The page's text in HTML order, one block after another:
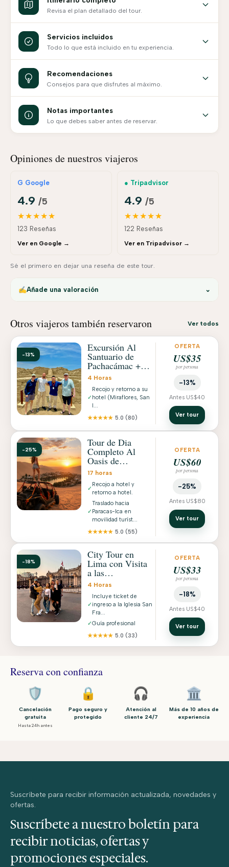
Revisa el plan detallado del tour.
Servicios incluidos
Todo lo que está incluido en tu experiencia.
Recomendaciones
Consejos para que disfrutes al máximo.
Notas importantes
Lo que debes saber antes de reservar.
Opiniones de nuestros viajeros
G Google
4.9 /5
★★★★★
123 Reseñas
Ver en Google →
● Tripadvisor
4.9 /5
★★★★★
122 Reseñas
Ver en Tripadvisor →
Sé el primero en dejar una reseña de este tour.
✍️Añade una valoración ⌄
Otros viajeros también reservaron Ver todos
-13%
Excursión Al
Santuario de
Pachacámac +
Museo con
Recojo a Hotel
4 Horas
✓
Recojo y retorno a su
hotel (Miraflores, San
I...
★★★★★ 5.0 (80)
OFERTA
US$35
por persona
-13%
Antes US$40
Ver tour
-25%
Tour de Dia
Completo Al
Oasis de
Huacachina +
Islas Ballestas en
Paracas
17 horas
✓
Recojo a hotel y
retorno a hotel.
✓
Traslado hacia
Paracas-Ica en
movilidad turíst...
★★★★★ 5.0 (55)
OFERTA
US$60
por persona
-25%
Antes US$80
Ver tour
-18%
City Tour en
Lima con Visita
a las
Catacumbas,
Centro Histórico
y Recojo a Hotel
4 Horas
✓
Incluye ticket de
ingreso a la Iglesia San
Fra...
✓Guía profesional
★★★★★ 5.0 (33)
OFERTA
US$33
por persona
-18%
Antes US$40
Ver tour
Reserva con confianza
🛡️
Cancelación
gratuita
Hasta 24h antes
🔒
Pago seguro y
protegido
🎧
Atención al
cliente 24/7
🏛️
Más de 10 años de
experiencia
Suscríbete para recibir información actualizada, novedades y
ofertas.
Suscríbete a nuestro boletín para
recibir noticias, ofertas y
promociones especiales.